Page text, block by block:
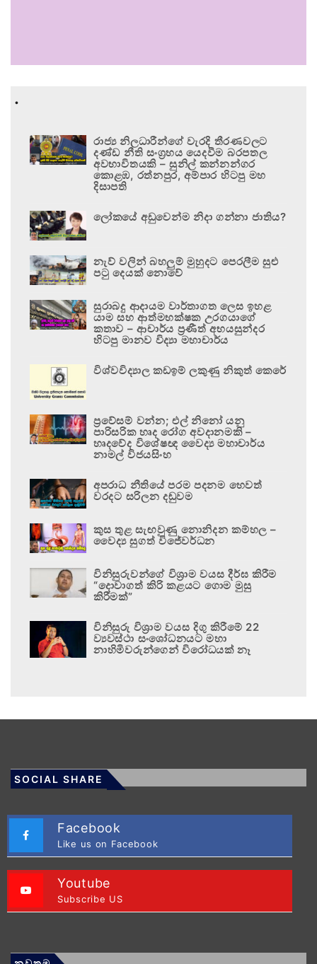
.
රාජ්‍ය නිලධාරීන්ගේ වැරදි තීරණවලට
දණ්ඩ නීති සංග්‍රහය යෙදවීම බරපතල
අවභාවිතයකි – සුනිල් කන්නන්ගර
කොළඹ, රත්නපුර, අම්පාර හිටපු මහ
දිසාපති
ලෝකයේ අඩුවෙන්ම නිදා ගන්නා ජාතිය?
නැව් වලින් බහලුම් මුහුදට පෙරලීම සුළු
පටු දෙයක් නොවේ
සුරාබදු ආදායම වාර්තාගත ලෙස ඉහළ
යාම සහ ආත්මභක්ෂක උරගයාගේ
කතාව – ආචාර්ය ප්‍රණීත් අභයසුන්දර
හිටපු මානව විද්‍යා මහාචාර්ය
විශ්වවිද්‍යාල කඩඉම් ලකුණු නිකුත් කෙරේ
ප්‍රවේසම් වන්න; එල් නිනෝ යනු
පාරිසරික හෘද රෝග අවදානමකි –
හෘදවේද විශේෂඥ වෛද්‍ය මහාචාර්ය
නාමල් විජයසිංහ
අපරාධ නීතියේ පරම පදනම හෙවත්
වරදට සරිලන දඬුවම
කුස තුළ සැඟවුණු නොනිදන කම්හල –
වෛද්‍ය සුගත් විජේවර්ධන
විනිසුරුවන්ගේ විශ්‍රාම වයස දීර්ඝ කිරීම
“දොවාගත් කිරි කළයට ගොම මුසු
කිරීමක්”
විනිසුරු විශ්‍රාම වයස දිගු කිරීමේ 22
ව්‍යවස්ථා සංශෝධනයට මහා
නාහිමිවරුන්ගෙන් විරෝධයක් නෑ
SOCIAL SHARE
Facebook
Like us on Facebook
Youtube
Subscribe US